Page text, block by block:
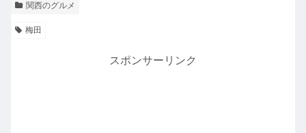
関西のグルメ
梅田
スポンサーリンク